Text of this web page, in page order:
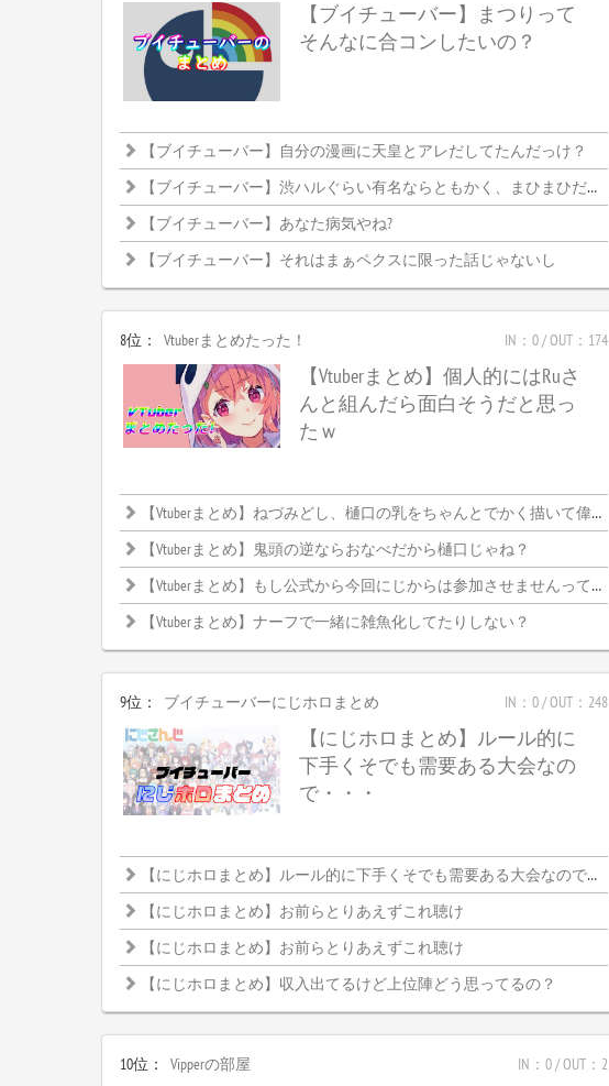
【ブイチューバー】まつりって
そんなに合コンしたいの？
【ブイチューバー】自分の漫画に天皇とアレだしてたんだっけ？
【ブイチューバー】渋ハルぐらい有名ならともかく、まひまひだと釈迦側のコメ欄が誰？
【ブイチューバー】あなた病気やね?
【ブイチューバー】それはまぁペクスに限った話じゃないし
8位： Vtuberまとめたった！ IN：0 / OUT：174
【Vtuberまとめ】個人的にはRuさ
んと組んだら面白そうだと思っ
たｗ
【Vtuberまとめ】ねづみどし、樋口の乳をちゃんとでかく描いて偉いぞ?
【Vtuberまとめ】鬼頭の逆ならおなべだから樋口じゃね？
【Vtuberまとめ】もし公式から今回にじからは参加させませんって発表したらどうなるんだろ、CRカップ中止になるんかなにじと絡めないならプロ側としてはなんの利点もないし
【Vtuberまとめ】ナーフで一緒に雑魚化してたりしない？
9位： ブイチューバーにじホロまとめ IN：0 / OUT：248
【にじホロまとめ】ルール的に
下手くそでも需要ある大会なの
で・・・
【にじホロまとめ】ルール的に下手くそでも需要ある大会なので・・・
【にじホロまとめ】お前らとりあえずこれ聴け
【にじホロまとめ】お前らとりあえずこれ聴け
【にじホロまとめ】収入出てるけど上位陣どう思ってるの？
10位： Vipperの部屋 IN：0 / OUT：2